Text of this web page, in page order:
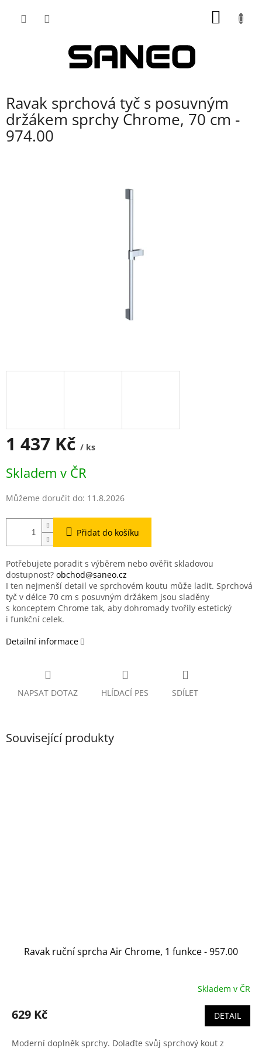
Ravak sprchová tyč s posuvným
držákem sprchy Chrome, 70 cm -
974.00
1 437 Kč / ks
cena:
Skladem v ČR
Můžeme doručit do: 11.8.2026
Přidat do košíku
Potřebujete poradit s výběrem nebo ověřit skladovou
dostupnost? obchod@saneo.cz
I ten nejmenší detail ve sprchovém koutu může ladit. Sprchová
tyč v délce 70 cm s posuvným držákem jsou sladěny
s konceptem Chrome tak, aby dohromady tvořily estetický
i funkční celek.
Detailní informace
NAPSAT DOTAZ HLÍDACÍ PES SDÍLET
Související produkty
Ravak ruční sprcha Air Chrome, 1 funkce - 957.00
Skladem v ČR
629 Kč DETAIL
Moderní doplněk sprchy. Dolaďte svůj sprchový kout z